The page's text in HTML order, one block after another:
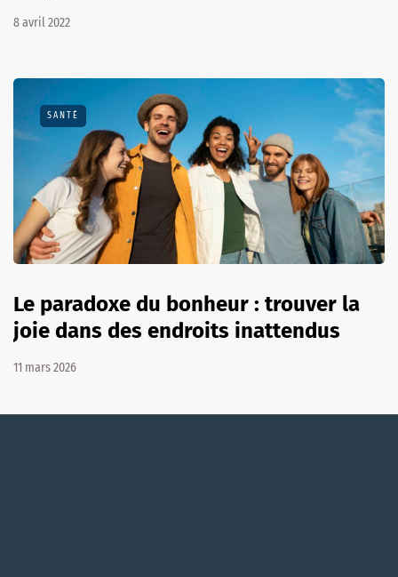
8 avril 2022
SANTÉ
Le paradoxe du bonheur : trouver la
joie dans des endroits inattendus
11 mars 2026